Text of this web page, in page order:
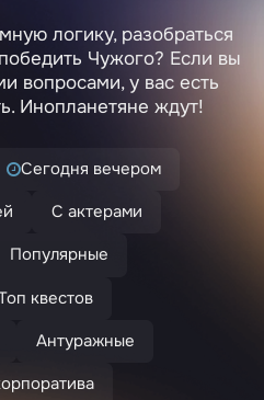
логику, разобраться
Чужого? Если вы
вопросами, у вас есть
Инопланетяне ждут!
Сегодня вечером
С актерами
Популярные
квестов
Антуражные